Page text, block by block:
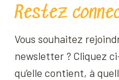
Restez
Vous souhaitez
newsletter ? Cliquez
qu’elle contient, à